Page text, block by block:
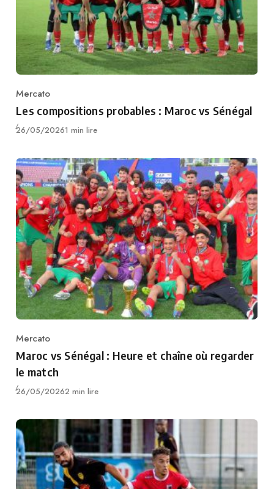
Category
Mercato
Les compositions probables : Maroc vs Sénégal
Publié
26/05/20261 min lire
Category
Mercato
Maroc vs Sénégal : Heure et chaîne où regarder
le match
Publié
26/05/20262 min lire